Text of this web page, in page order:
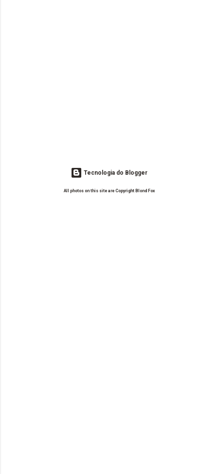
Tecnologia do Blogger
All photos on this site are Copyright Blond Fox